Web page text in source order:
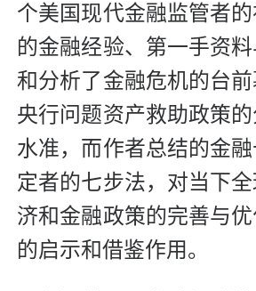
个美国现代金融监管者
的金融经验、第一手资
和分析了金融危机的台
央行问题资产救助政策
水准，而作者总结的金
定者的七步法，对当下
济和金融政策的完善与
的启示和借鉴作用。